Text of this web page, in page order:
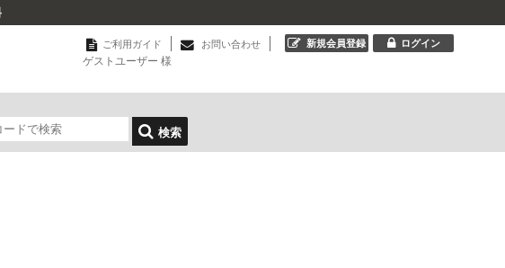
ご利用ガイド お問い合わせ 新規会員登録 ログイン
ゲストユーザー 様
検索